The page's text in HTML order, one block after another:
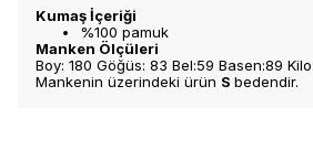
Kumaş İçeriği
%100 pamuk
Manken Ölçüleri
Boy: 180 Göğüs: 83 Bel:59 Basen:89
Mankenin üzerindeki ürün S bedendir.